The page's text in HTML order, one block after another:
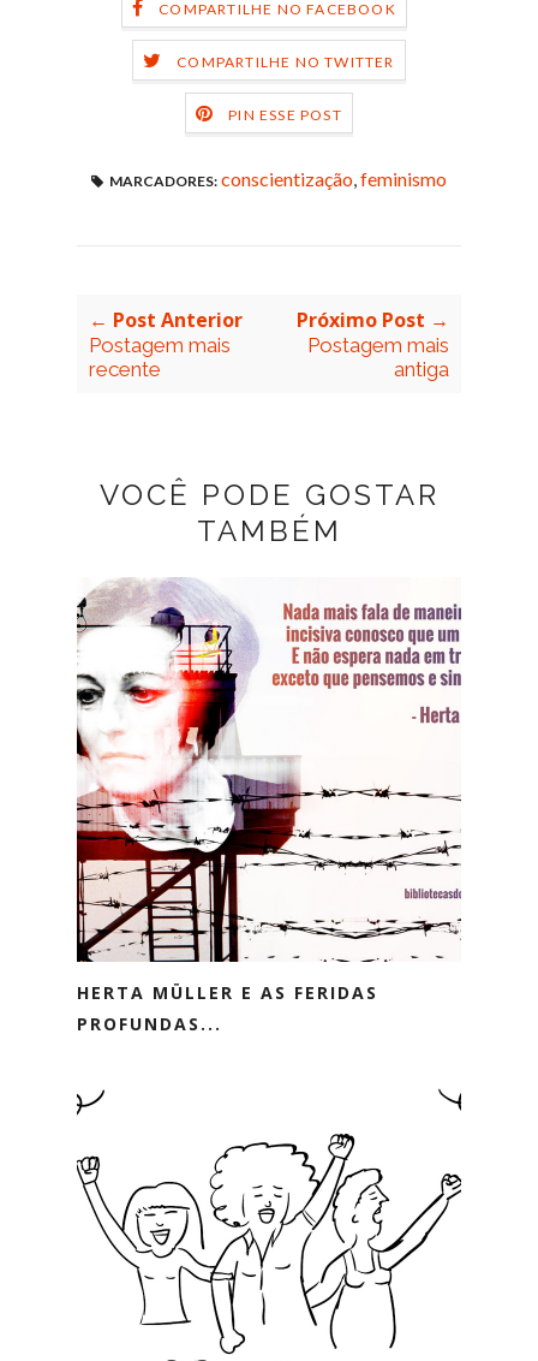
COMPARTILHE NO FACEBOOK
COMPARTILHE NO TWITTER
PIN ESSE POST
MARCADORES: conscientização feminismo
← Post Anterior
Postagem mais
recente
Próximo Post →
Postagem mais
antiga
VOCÊ PODE GOSTAR
TAMBÉM
HERTA MÜLLER E AS FERIDAS
PROFUNDAS...